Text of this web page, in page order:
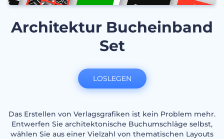
Architektur Bucheinband
Set
Das Erstellen von Verlagsgrafiken ist kein Problem mehr.
Entwerfen Sie architektonische Buchumschläge selbst,
wählen Sie aus einer Vielzahl von thematischen Layouts
LOSLEGEN